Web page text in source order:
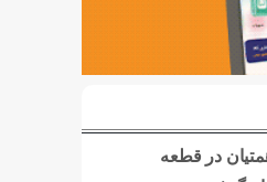
در قطعه